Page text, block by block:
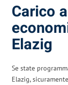
Carico
Elazig
Se state
Elazig,